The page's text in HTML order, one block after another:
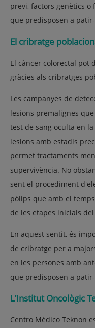
previ, factors genètics
que predisposen a
El cribratge
El càncer colorectal pot
gràcies als cribratges
Les campanyes de
lesions premalignes
test de sang oculta en
lesions amb estadis
permet tractaments
supervivència. No
sent el procediment
pòlips que amb el
de les etapes inicials
En aquest sentit, és
de cribratge per a
en les persones amb
que predisposen a
L’Institut Oncològic
Centro Médico Teknon